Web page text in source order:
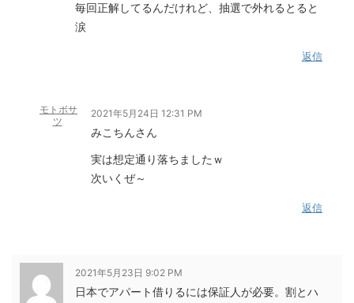
毎回正解してるんだけれど、抽選で外れるとると
涙
返信
モトボサ
ツ
2021年5月24日 12:31 PM
みこちんさん
実は想定通り落ちましたｗ
次いくぜ～
返信
2021年5月23日 9:02 PM
日本でアパート借りるには保証人が必要。割とハ